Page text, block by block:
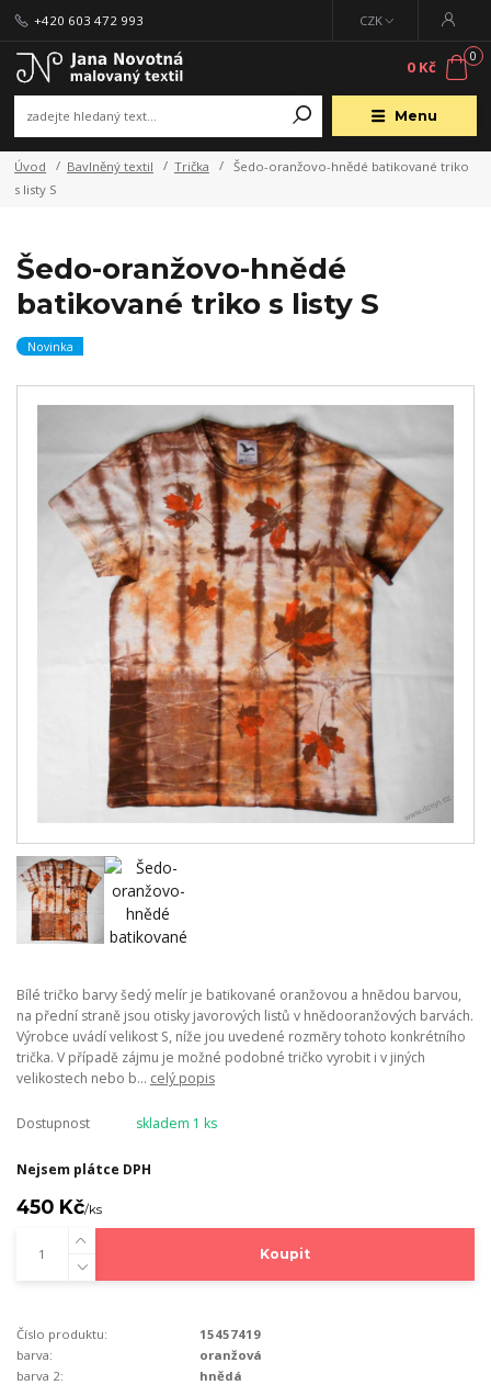
Menu
CZK
+420 603 472 993
0
0 Kč
Úvod Bavlněný textil Trička
Šedo-oranžovo-hnědé batikované triko
s listy S
Šedo-oranžovo-hnědé
batikované triko s listy S
Novinka
Bílé tričko barvy šedý melír je batikované oranžovou a hnědou barvou,
na přední straně jsou otisky javorových listů v hnědooranžových barvách.
Výrobce uvádí velikost S, níže jou uvedené rozměry tohoto konkrétního
trička. V případě zájmu je možné podobné tričko vyrobit i v jiných
velikostech nebo b... celý popis
Dostupnost skladem 1 ks
Nejsem plátce DPH
450 Kč/ks
Koupit
Číslo produktu:
15457419
barva:
oranžová
barva 2:
hnědá